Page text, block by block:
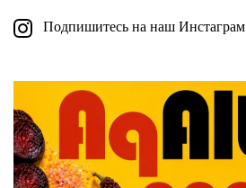
Подпишитесь на наш Инстаграм